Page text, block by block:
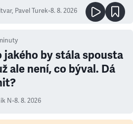
, Pavel Turek•8. 8. 2026
jakého by stála spousta
ale není, co býval. Dá
N•8. 8. 2026